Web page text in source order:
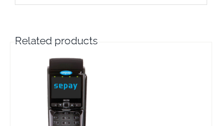
Related products